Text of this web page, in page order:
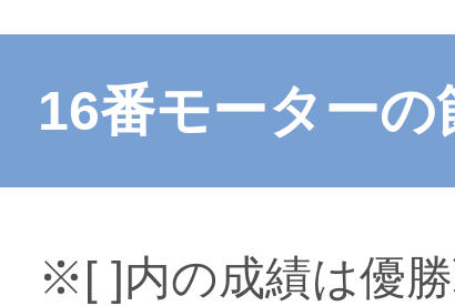
16番モーターの
※[ ]内の成績は優